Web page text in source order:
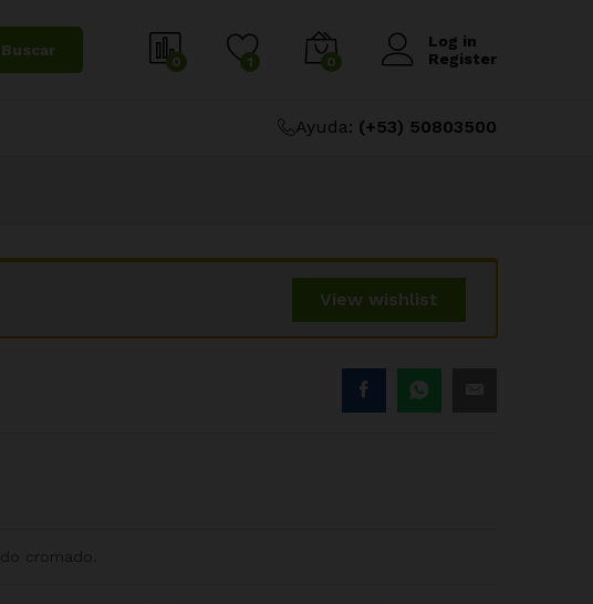
Buscar
0 1 0
Log in
Register
Ayuda: (+53) 50803500
View wishlist